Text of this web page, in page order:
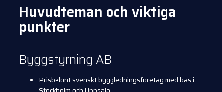
Huvudteman och viktiga
punkter
Byggstyrning AB
Prisbelönt svenskt byggledningsföretag med bas i